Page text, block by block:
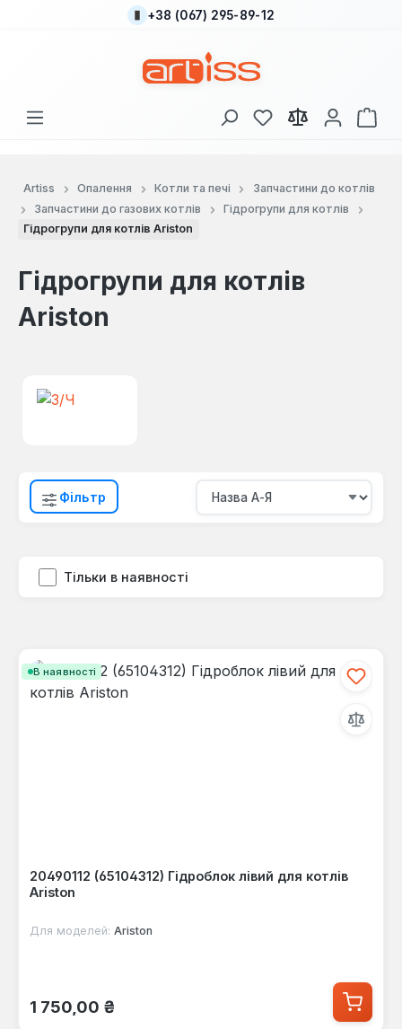
Перейти до основного вмісту
+38 (067) 295-89-12
У вас є 0 у списку
Artiss Опалення Котли та печі
Запчастини до котлів
Запчастини до газових котлів
Гідрогрупи для котлів
Гідрогрупи для котлів Ariston
Гідрогрупи для котлів
Ariston
Фільтр
Тільки в наявності
В наявності
20490112 (65104312) Гідроблок лівий для котлів
Ariston
Для моделей: Ariston
Звичайна ціна:
1 750,00 ₴